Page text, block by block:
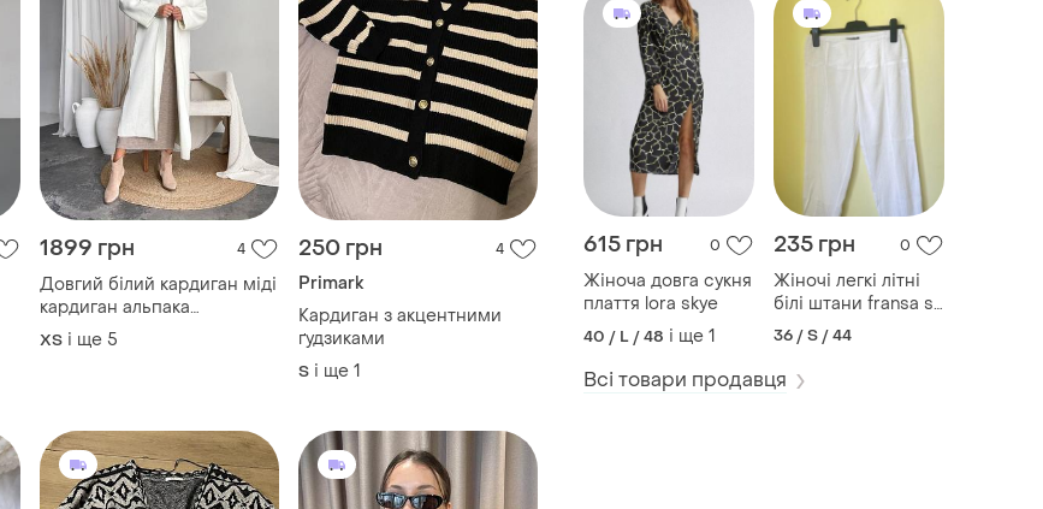
615 грн 0
Жіноча довга сукня
плаття lora skye
40 / L / 48 і ще 1
235 грн 0
Жіночі легкі літні
білі штани fransa s
розміру
36 / S / 44
Всі товари продавця
1899 грн 4
Довгий білий кардиган міді
кардиган альпака
пухнастий кардиган
ХS і ще 5
250 грн 4
Primark
Кардиган з акцентними
ґудзиками
S і ще 1